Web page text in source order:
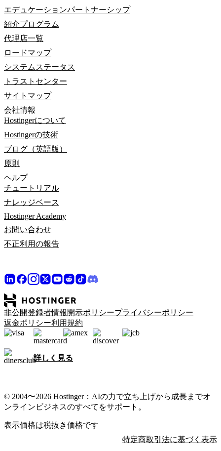
エデュケーションパートナーシップ
紹介プログラム
代理店一覧
ロードマップ
システムステータス
トラストセンター
サイトマップ
会社情報
Hostingerについて
Hostingerの技術
ブログ（英語版）
原則
ヘルプ
チュートリアル
ナレッジベース
Hostinger Academy
お問い合わせ
不正利用の報告
非公開登録者情報開示ポリシープライバシーポリシー
返金ポリシー利用規約
詳しく見る
© 2004〜2026 Hostinger：AIの力で立ち上げから成長までオ
ンラインビジネスのすべてをサポート。
表示価格は税抜き価格です
特定商取引法に基づく表示